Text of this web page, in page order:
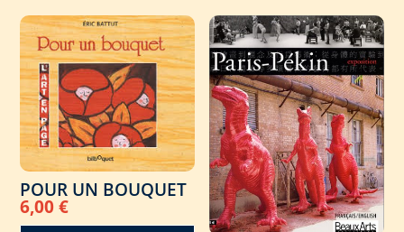
POUR UN BOUQUET
6,00€